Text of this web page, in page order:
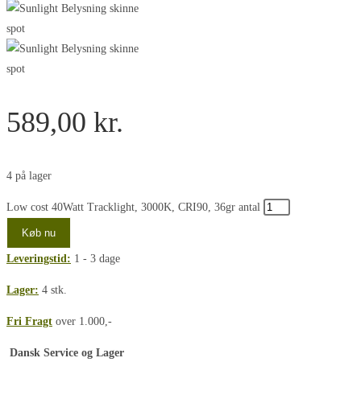
589,00 kr.
4 på lager
Low cost 40Watt Tracklight, 3000K, CRI90, 36gr antal
Køb nu
Leveringstid: 1 - 3 dage
Lager: 4 stk.
Fri Fragt over 1.000,-
Dansk Service og Lager